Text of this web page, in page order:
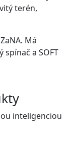
terén,
Má
a SOFT